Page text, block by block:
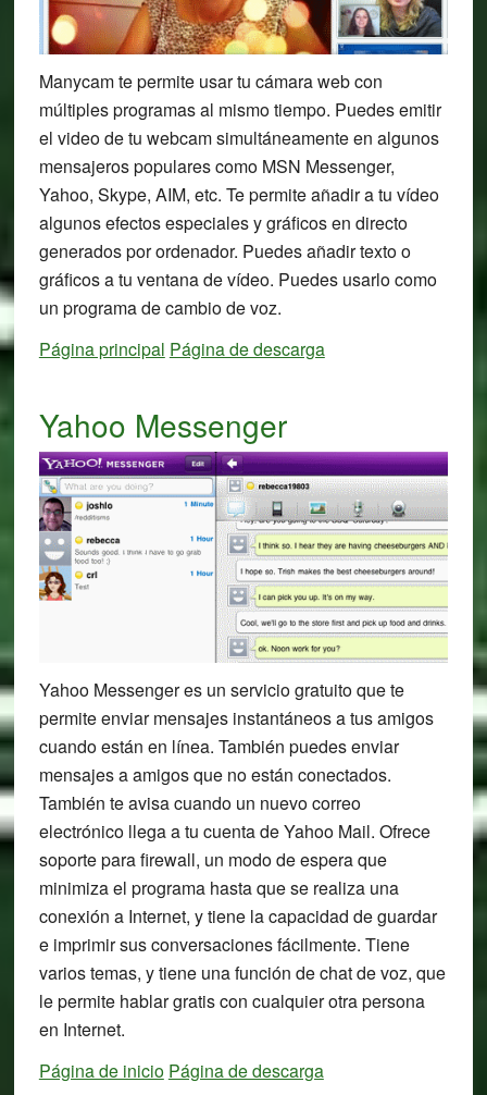
Manycam te permite usar tu cámara web con
múltiples programas al mismo tiempo. Puedes emitir
el video de tu webcam simultáneamente en algunos
mensajeros populares como MSN Messenger,
Yahoo, Skype, AIM, etc. Te permite añadir a tu vídeo
algunos efectos especiales y gráficos en directo
generados por ordenador. Puedes añadir texto o
gráficos a tu ventana de vídeo. Puedes usarlo como
un programa de cambio de voz.
Página principal Página de descarga
Yahoo Messenger
Yahoo Messenger es un servicio gratuito que te
permite enviar mensajes instantáneos a tus amigos
cuando están en línea. También puedes enviar
mensajes a amigos que no están conectados.
También te avisa cuando un nuevo correo
electrónico llega a tu cuenta de Yahoo Mail. Ofrece
soporte para firewall, un modo de espera que
minimiza el programa hasta que se realiza una
conexión a Internet, y tiene la capacidad de guardar
e imprimir sus conversaciones fácilmente. Tiene
varios temas, y tiene una función de chat de voz, que
le permite hablar gratis con cualquier otra persona
en Internet.
Página de inicio Página de descarga